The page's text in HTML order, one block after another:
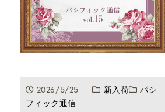
2026/5/25 新入荷
パシ
フィック通信